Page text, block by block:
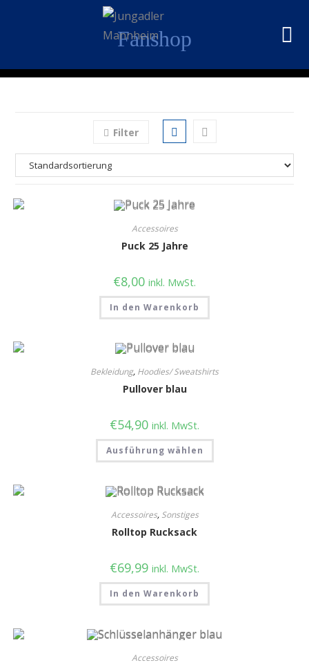
Fanshop
Filter
Accessoires
Puck 25 Jahre
€8,00 inkl. MwSt.
In den Warenkorb
Bekleidung, Hoodies/ Sweatshirts
Pullover blau
€54,90 inkl. MwSt.
Ausführung wählen
Accessoires, Sonstiges
Rolltop Rucksack
€69,99 inkl. MwSt.
In den Warenkorb
Accessoires